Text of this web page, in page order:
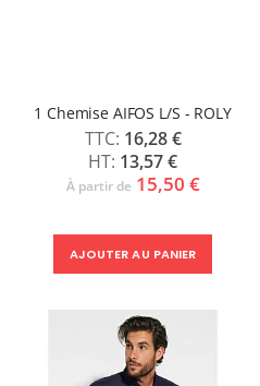
1 Chemise AIFOS L/S - ROLY
16,28 €
13,57 €
À partir de 15,50 €
AJOUTER AU PANIER